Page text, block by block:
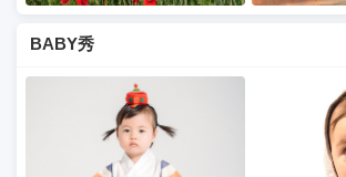
BABY秀